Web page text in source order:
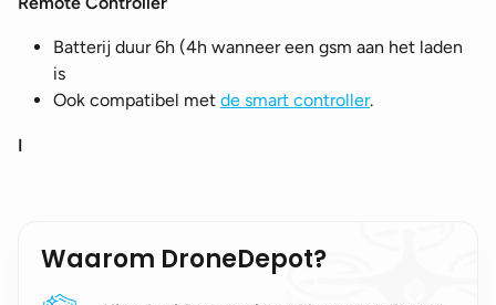
Batterij duur 6h (4h wanneer een gsm aan het laden
is
Ook compatibel met de smart controller.
I
Waarom DroneDepot?